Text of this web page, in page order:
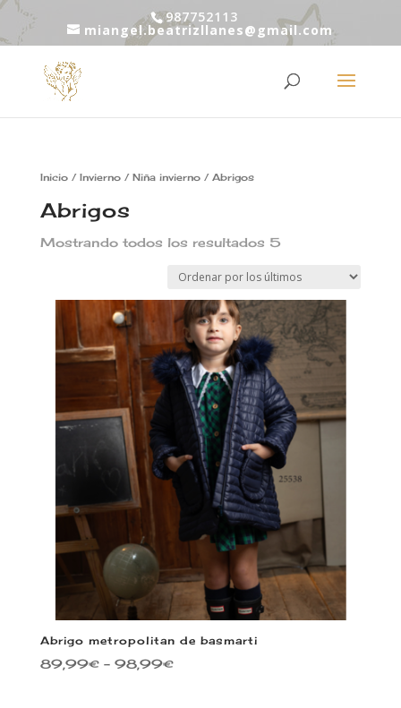
987752113
miangel.beatrizllanes@gmail.com
Inicio/ Invierno/ Niña invierno/ Abrigos
Abrigos
Mostrando todos los resultados 5
Abrigo metropolitan de basmarti
89,99€– 98,99€